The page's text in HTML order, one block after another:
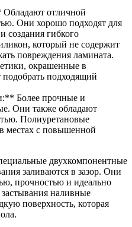
отличной
Они хорошо подходят для
создания гибкого
который не содержит
повреждения ламината.
окрашенные в
подобрать подходящий
Более прочные и
Они также обладают
Полиуретановые
местах с повышенной
двухкомпонентные
заливаются в зазор. Они
прочностью и идеально
наливные
поверхность, которая